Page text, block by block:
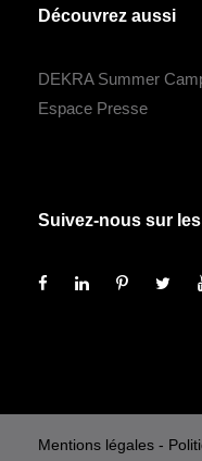
Découvrez aussi
DEKRA Summer
Espace Presse
Suivez-nous sur
Mentions légales -